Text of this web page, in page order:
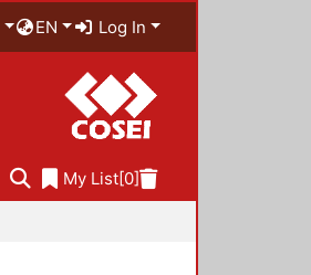
EN Log In
My List[0]